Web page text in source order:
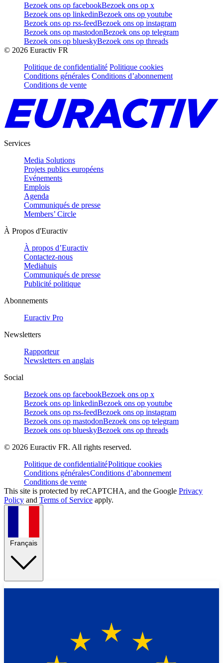
Bezoek ons op facebookBezoek ons op x
Bezoek ons op linkedinBezoek ons op youtube
Bezoek ons op rss-feedBezoek ons op instagram
Bezoek ons op mastodonBezoek ons op telegram
Bezoek ons op blueskyBezoek ons op threads
© 2026 Euractiv FR
Politique de confidentialité Politique cookies
Conditions générales Conditions d’abonnement
Conditions de vente
Services
Media Solutions
Projets publics européens
Evénements
Emplois
Agenda
Communiqués de presse
Members’ Circle
À Propos d'Euractiv
À propos d’Euractiv
Contactez-nous
Mediahuis
Communiqués de presse
Publicité politique
Abonnements
Euractiv Pro
Newsletters
Rapporteur
Newsletters en anglais
Social
Bezoek ons op facebookBezoek ons op x
Bezoek ons op linkedinBezoek ons op youtube
Bezoek ons op rss-feedBezoek ons op instagram
Bezoek ons op mastodonBezoek ons op telegram
Bezoek ons op blueskyBezoek ons op threads
© 2026 Euractiv FR. All rights reserved.
Politique de confidentialitéPolitique cookies
Conditions généralesConditions d’abonnement
Conditions de vente
This site is protected by reCAPTCHA, and the Google Privacy
Policy and Terms of Service apply.
Français